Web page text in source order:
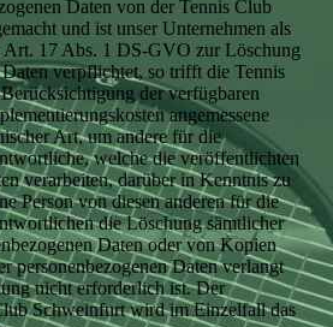
Daten von der Tennis Club
und ist unser Unternehmen als
Art. 17 Abs. 1 DS-GVO zur Löschung
Daten verpflichtet, so trifft die Tennis
der verfügbaren
angemessene
Art, um andere für die
welche die veröffentlichten
verarbeiten, darüber in Kenntnis zu
Person von diesen anderen für die
die Löschung sämtlicher
Daten oder von Kopien
personenbezogenen Daten verlangt
nicht erforderlich ist. Der
Schweinfurt wird im Einzelfall das